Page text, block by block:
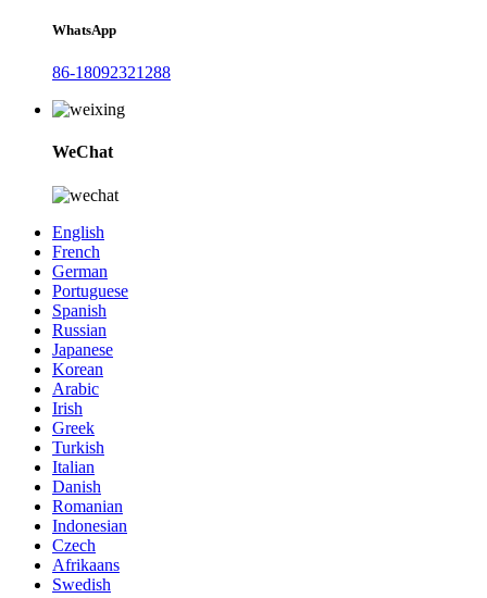
WhatsApp
86-18092321288
WeChat
English
French
German
Portuguese
Spanish
Russian
Japanese
Korean
Arabic
Irish
Greek
Turkish
Italian
Danish
Romanian
Indonesian
Czech
Afrikaans
Swedish